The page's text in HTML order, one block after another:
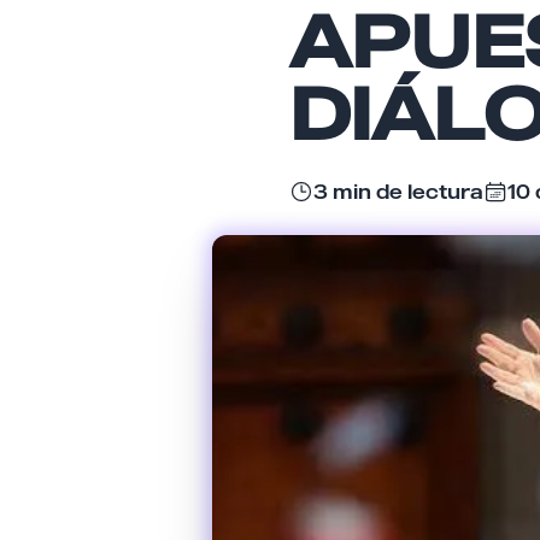
3 min de lectura 10